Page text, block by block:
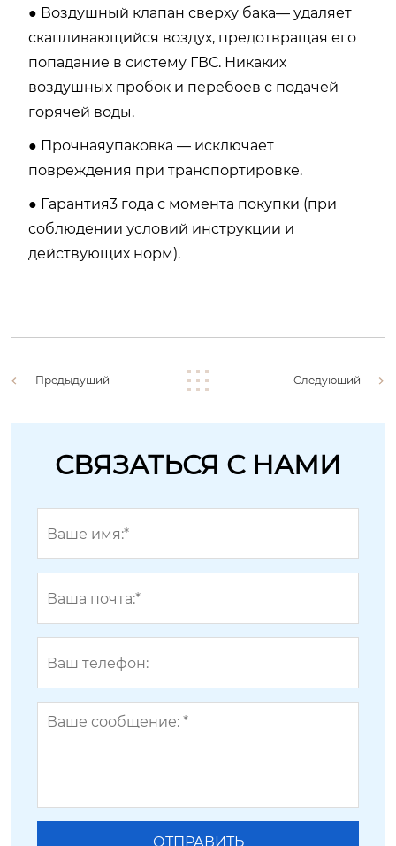
● Воздушный клапан сверху бака— удаляет
скапливающийся воздух, предотвращая его
попадание в систему ГВС. Никаких
воздушных пробок и перебоев с подачей
горячей воды.
● Прочнаяупаковка — исключает
повреждения при транспортировке.
● Гарантия3 года с момента покупки (при
соблюдении условий инструкции и
действующих норм).
Предыдущий Следующий
СВЯЗАТЬСЯ С НАМИ